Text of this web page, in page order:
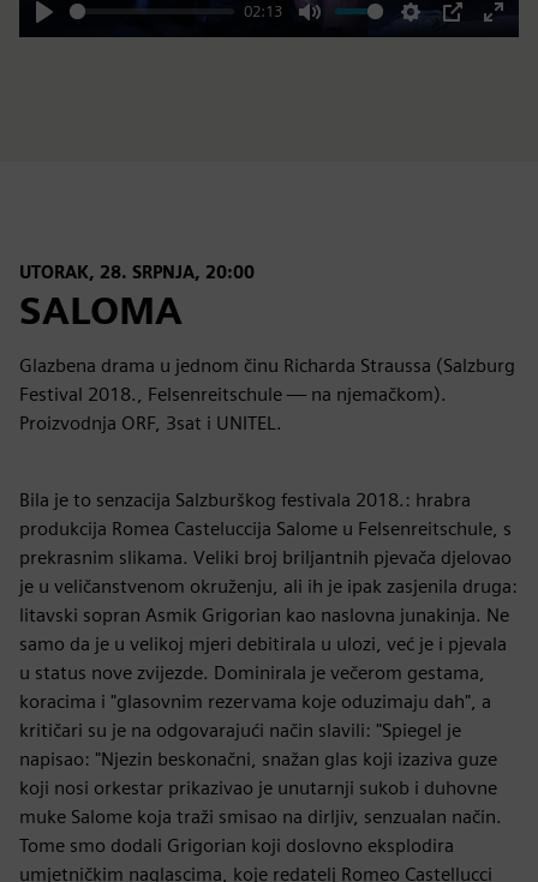
Play
02:13
Mute Settings
PIP
Enter
UTORAK, 28. SRPNJA, 20:00
SALOMA
Glazbena drama u jednom činu Richarda Straussa (Salzburg
Festival 2018., Felsenreitschule — na njemačkom).
Proizvodnja ORF, 3sat i UNITEL.
Bila je to senzacija Salzburškog festivala 2018.: hrabra
produkcija Romea Casteluccija Salome u Felsenreitschule, s
prekrasnim slikama. Veliki broj briljantnih pjevača djelovao
je u veličanstvenom okruženju, ali ih je ipak zasjenila druga:
litavski sopran Asmik Grigorian kao naslovna junakinja. Ne
samo da je u velikoj mjeri debitirala u ulozi, već je i pjevala
u status nove zvijezde. Dominirala je večerom gestama,
koracima i "glasovnim rezervama koje oduzimaju dah", a
kritičari su je na odgovarajući način slavili: "Spiegel je
napisao: "Njezin beskonačni, snažan glas koji izaziva guze
koji nosi orkestar prikazivao je unutarnji sukob i duhovne
muke Salome koja traži smisao na dirljiv, senzualan način.
Tome smo dodali Grigorian koji doslovno eksplodira
umjetničkim naglascima, koje redatelj Romeo Castellucci